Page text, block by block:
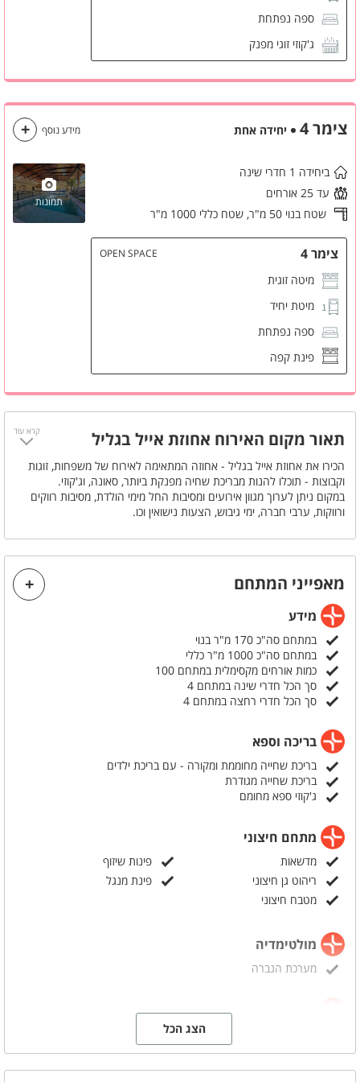
ספה נפתחת
ג'קוזי זוגי מפנק
מטבחון
מסך LCD
מזגן
שידות לאחסון
חדר רחצה פרטי
צימר 4 יחידה אחת
תמונות
ביחידה 1 חדרי שינה
עד 25 אורחים
שטח בנוי 50 מ"ר,
שטח כללי 1000 מ"ר
צימר 4 OPEN SPACE
מיטה זוגית
מיטת יחיד
ספה נפתחת
פינת קפה
מטבחון
מקרר קטן
מסך LCD
מזגן
ארונות לאחסון
שידות לאחסון
מידע נוסף
תאור מקום האירוח אחוזת אייל בגליל
הכירו את אחוזת אייל בגליל - אחוזה המתאימה לאירוח של משפחות, זוגות
וקבוצות - תוכלו להנות מבריכת שחיה מפנקת ביותר, סאונה, וג'קוזי.
במקום ניתן לערוך מגוון אירועים ומסיבות החל מימי הולדת, מסיבות רווקים
ורווקות, ערבי חברה, ימי גיבוש, הצעות נישואין וכו.
במידה ותרצו לינה במתחם, הלינה מתאפשרת עד 30 אורחים בלבד
מהרו לשריין את החופשה/ אירוע הבא שלכם כבר היום!
קרא עוד
מאפייני המתחם
מידע
במתחם סה"כ 170 מ"ר בנוי
במתחם סה"כ 1000 מ"ר כללי
כמות אורחים מקסימלית במתחם 100
סך הכל חדרי שינה במתחם 4
סך הכל חדרי רחצה במתחם 4
בריכה וספא
בריכת שחייה מחוממת ומקורה - עם בריכת ילדים
בריכת שחייה מגודרת
ג'קוזי ספא מחומם
מתחם חיצוני
מדשאות
פינות שיזוף
ריהוט גן חיצוני
פינת מנגל
מטבח חיצוני
מולטימדיה
מערכת הגברה
הצג הכל